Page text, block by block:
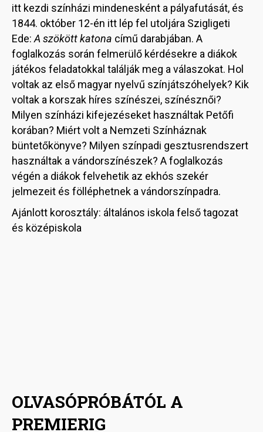
itt kezdi színházi mindenesként a pályafutását, és
1844. október 12-én itt lép fel utoljára Szigligeti
Ede:A szökött katona című darabjában. A
foglalkozás során felmerülő kérdésekre a diákok
játékos feladatokkal találják meg a válaszokat. Hol
voltak az első magyar nyelvű színjátszóhelyek? Kik
voltak a korszak híres színészei, színésznői?
Milyen színházi kifejezéseket használtak Petőfi
korában? Miért volt a Nemzeti Színháznak
büntetőkönyve? Milyen színpadi gesztusrendszert
használtak a vándorszínészek? A foglalkozás
végén a diákok felvehetik az ekhós szekér
jelmezeit és fölléphetnek a vándorszínpadra.
Ajánlott korosztály: általános iskola felső tagozat
és középiskola
OLVASÓPRÓBÁTÓL A
PREMIERIG